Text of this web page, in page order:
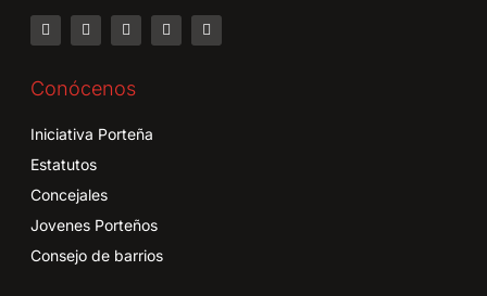
Conócenos
Iniciativa Porteña
Estatutos
Concejales
Jovenes Porteños
Consejo de barrios